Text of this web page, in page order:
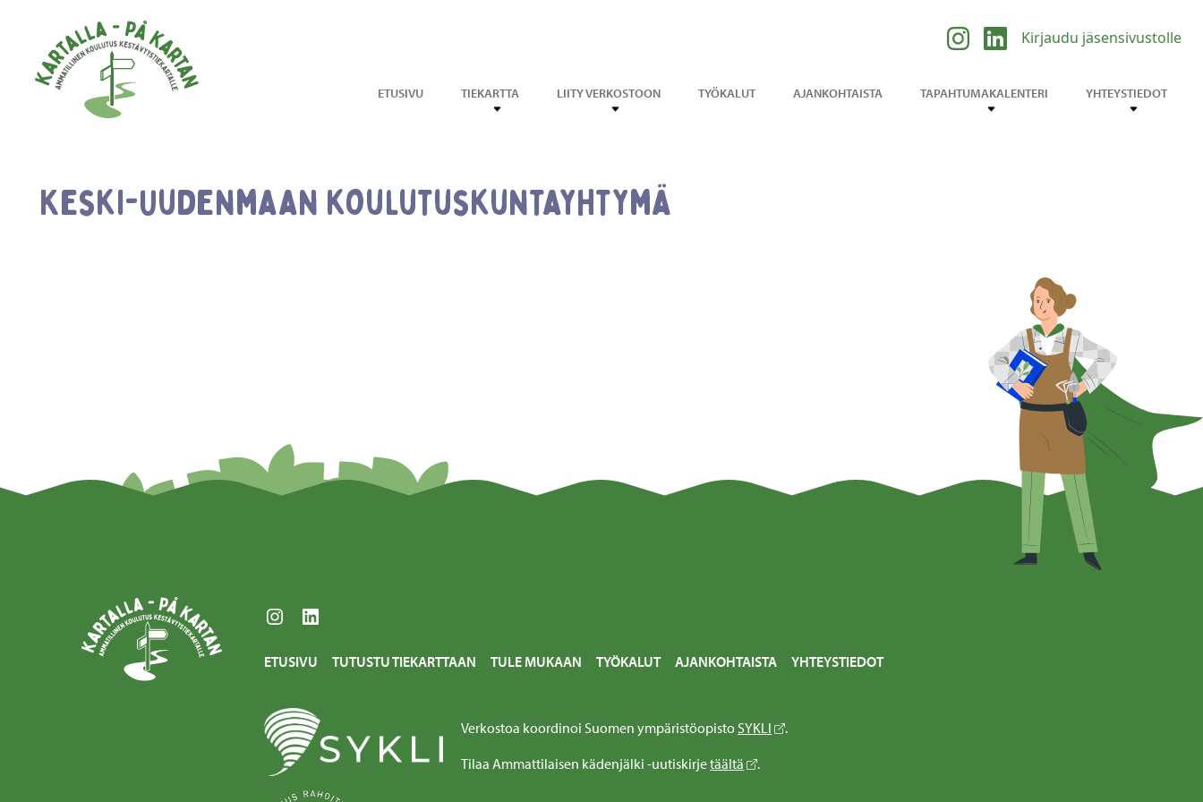
ETUSIVU TIEKARTTA LIITY VERKOSTOON TYÖKALUT AJANKOHTAISTA TAPAHTUMAKALENTERI YHTEYSTIEDOT
Kirjaudu jäsensivustolle
Keski-Uudenmaan koulutuskuntayhtymä
Instagram LinkedIn
ETUSIVU TUTUSTU TIEKARTTAAN TULE MUKAAN TYÖKALUT AJANKOHTAISTA YHTEYSTIEDOT
Verkostoa koordinoi Suomen ympäristöopistoSYKLI
.
Tilaa Ammattilaisen kädenjälki -uutiskirjetäältä .